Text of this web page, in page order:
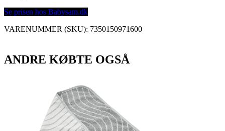
Se prisen hos Babysam.dk
VARENUMMER (SKU): 7350150971600
ANDRE KØBTE OGSÅ